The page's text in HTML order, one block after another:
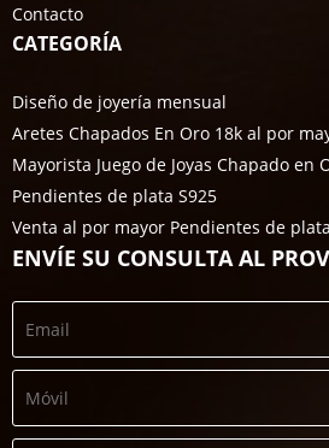
Contacto
CATEGORÍA
Diseño de joyería mensual
Aretes Chapados En Oro 18k al por
Mayorista Juego de Joyas Chapado en
Pendientes de plata S925
Venta al por mayor Pendientes de
ENVÍE SU CONSULTA AL